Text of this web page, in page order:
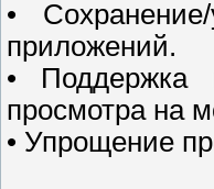
•
приложений.
• Поддержка
просмотра на
• Упрощение